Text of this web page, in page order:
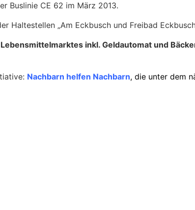
Buslinie CE 62 im März 2013.
Haltestellen „Am Eckbusch und Freibad
inkl. Geldautomat und
Nachbarn helfen Nachbarn, die unter dem